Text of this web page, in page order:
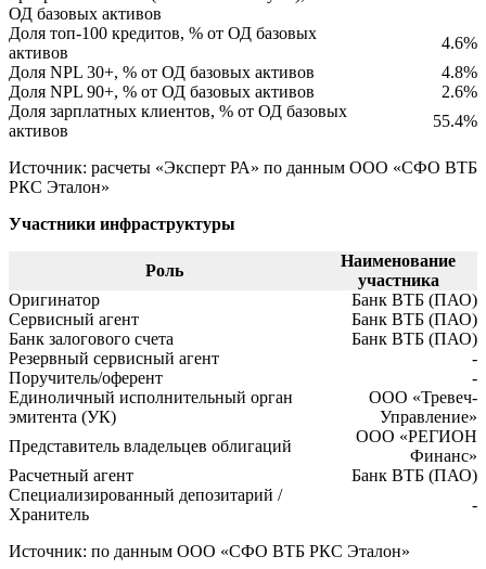
ОД базовых активов
Доля топ-100 кредитов, % от ОД базовых
активов
4.6%
Доля NPL 30+, % от ОД базовых активов
4.8%
Доля NPL 90+, % от ОД базовых активов
2.6%
Доля зарплатных клиентов, % от ОД базовых
активов
55.4%
Источник: расчеты «Эксперт РА» по данным ООО «СФО ВТБ
РКС Эталон»
Участники инфраструктуры
Роль
Наименование
участника
Оригинатор
Банк ВТБ (ПАО)
Сервисный агент
Банк ВТБ (ПАО)
Банк залогового счета
Банк ВТБ (ПАО)
Резервный сервисный агент
-
Поручитель/оферент
-
Единоличный исполнительный орган
эмитента (УК)
ООО «Тревеч-
Управление»
Представитель владельцев облигаций
ООО «РЕГИОН
Финанс»
Расчетный агент
Банк ВТБ (ПАО)
Специализированный депозитарий /
Хранитель
-
Источник: по данным ООО «СФО ВТБ РКС Эталон»